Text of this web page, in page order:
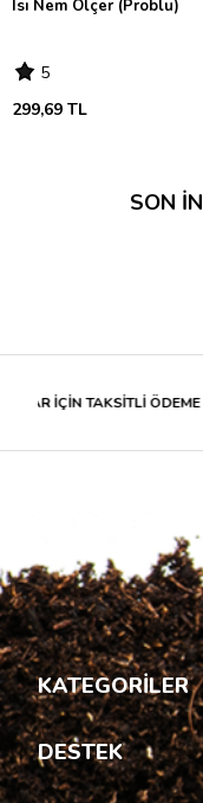
Isı Nem Ölçer (Problu)
5
299,69 TL
SON
İÇİN TAKSİTLİ ÖDEME
KATEGORİLER
DESTEK